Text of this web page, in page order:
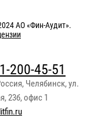
АО «Фин-Аудит».
200-45-51
, Челябинск,ул.
23б, офис 1